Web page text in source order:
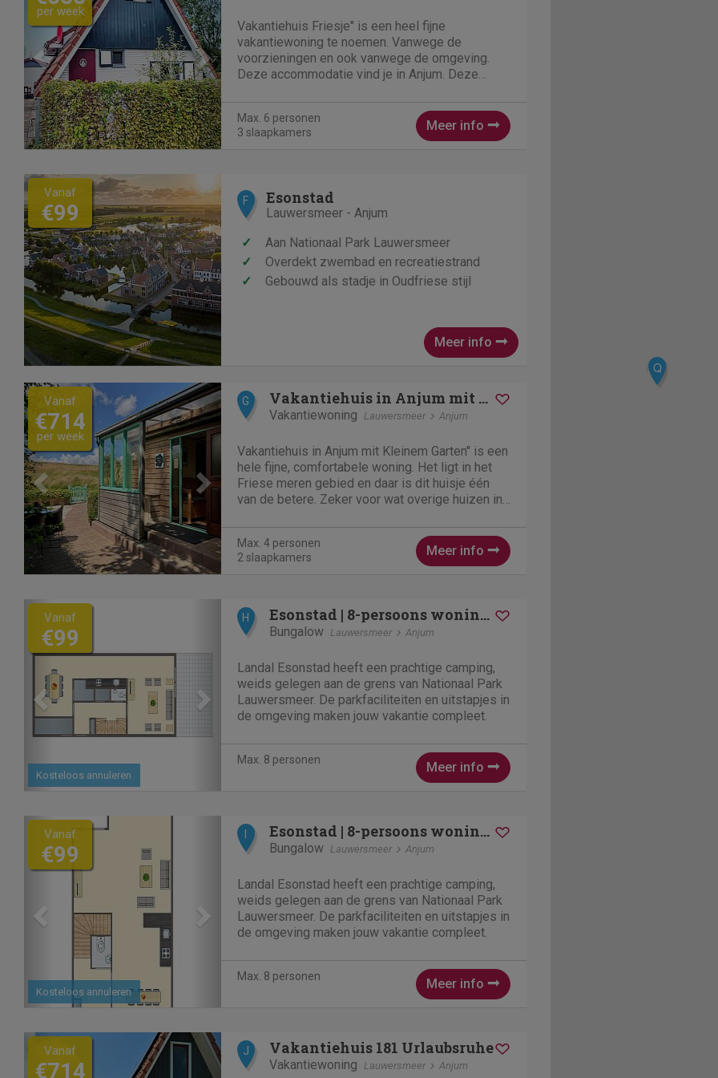
per week
Vakantiehuis Friesje" is een heel fijne
vakantiewoning te noemen. Vanwege de
voorzieningen en ook vanwege de omgeving.
Deze accommodatie vind je in Anjum. Deze
het Friese meren gebied. Deze accommodatie
in...
Max. 6 personen
3 slaapkamers
Meer info
Vanaf
€99
Meer info
F Esonstad
Lauwersmeer - Anjum
✓
Aan Nationaal Park Lauwersmeer
✓
Overdekt zwembad en recreatiestrand
✓
Gebouwd als stadje in Oudfriese stijl
Previous Next
Vanaf
€714
per week
G Vakantiehuis in Anjum mit Kleinem Garten
Vakantiewoning Lauwersmeer Anjum
Vakantiehuis in Anjum mit Kleinem Garten" is een
hele fijne, comfortabele woning. Het ligt in het
Friese meren gebied en daar is dit huisje één
van de betere. Zeker voor wat overige huizen in
slaapkamers. Hier...
Max. 4 personen
2 slaapkamers
Meer info
Previous Next
Kosteloos annuleren
Vanaf
€99
H Esonstad | 8-persoons woning | 8E3
Bungalow Lauwersmeer Anjum
Landal Esonstad heeft een prachtige camping,
weids gelegen aan de grens van Nationaal Park
Lauwersmeer. De parkfaciliteiten en uitstapjes in
de omgeving maken jouw vakantie compleet.
Max. 8 personen Meer info
Previous Next
Kosteloos annuleren
Vanaf
€99
Esonstad | 8-persoons woning | 8L
Bungalow Lauwersmeer Anjum
Landal Esonstad heeft een prachtige camping,
weids gelegen aan de grens van Nationaal Park
Lauwersmeer. De parkfaciliteiten en uitstapjes in
de omgeving maken jouw vakantie compleet.
Max. 8 personen Meer info
Previous Next
Vanaf
€714
J Vakantiehuis 181 Urlaubsruhe
Vakantiewoning Lauwersmeer Anjum
Q